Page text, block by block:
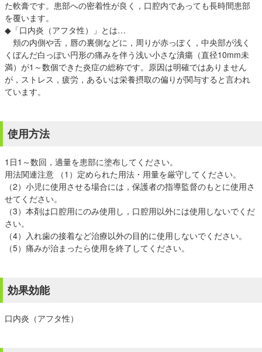
た軟膏です。患部への密着性が良く，口腔内であっても長時間患部
を覆います。
◆「口内炎（アフタ性）」とは…
頬の内側や舌，唇の裏側などに，周りが赤っぽく，中央部が浅く
くぼんだ白っぽい円形の痛みを伴う浅い小さな潰瘍（直径10mm未
満）が1～数個できた炎症の総称です。原因は明確ではありません
が，ストレス，疲労，あるいは栄養摂取の偏りが関与すると言われ
ています。
使用方法
1日1～数回，適量を患部に塗布してください。
用法関連注意 （1）定められた用法・用量を厳守してください。
（2）小児に使用させる場合には，保護者の指導監督のもとに使用さ
せてください。
（3）本剤は口腔用にのみ使用し，口腔用以外には使用しないでくだ
さい。
（4）入れ歯の接着など治療以外の目的に使用しないでください。
（5）痛みが治まったら使用を終了してください。
効果効能
口内炎（アフタ性）